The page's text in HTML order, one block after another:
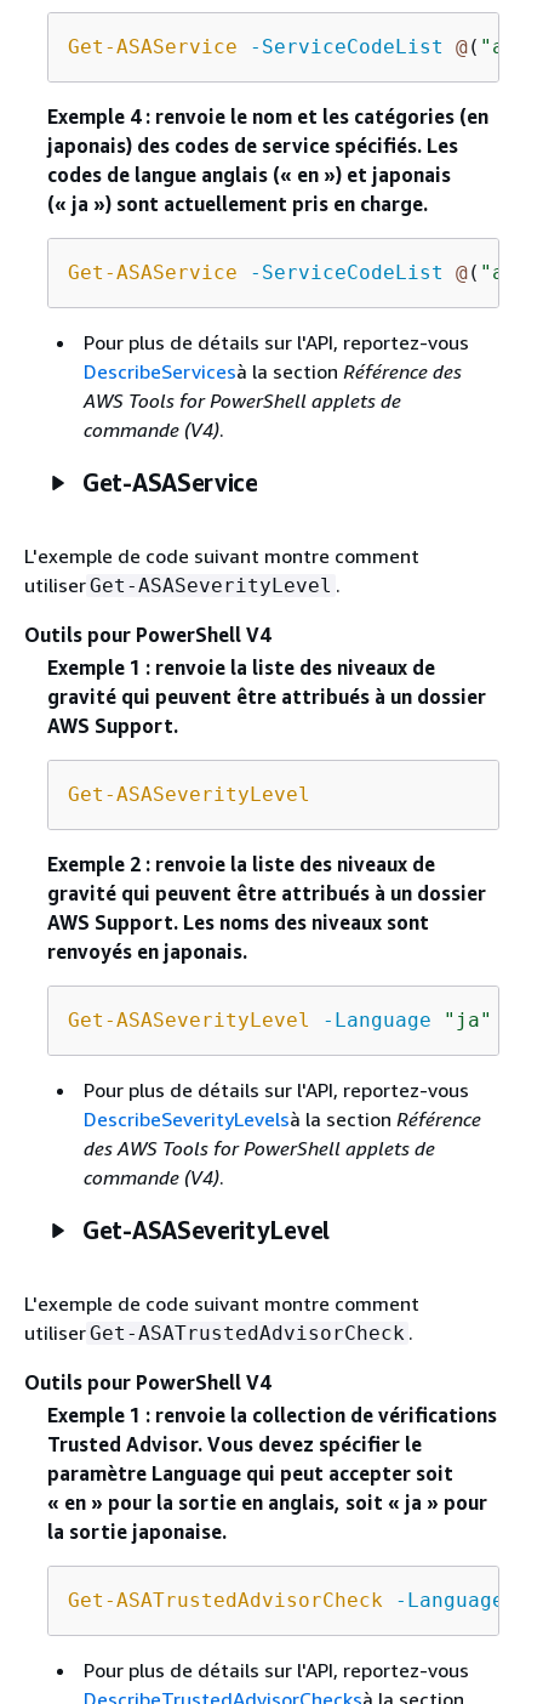
Get-ASAService -ServiceCodeList @(
Exemple 4 : renvoie le nom et les catégories (en
japonais) des codes de service spécifiés. Les
codes de langue anglais (« en ») et japonais
(« ja ») sont actuellement pris en charge.
Get-ASAService -ServiceCodeList @(
Pour plus de détails sur l'API, reportez-vous
DescribeServicesà la section Référence des
AWS Tools for PowerShell applets de
commande (V4).
Get-ASAService
L'exemple de code suivant montre comment
utiliserGet-ASASeverityLevel .
Outils pour PowerShell V4
Exemple 1 : renvoie la liste des niveaux de
gravité qui peuvent être attribués à un dossier
AWS Support.
Get-ASASeverityLevel
Exemple 2 : renvoie la liste des niveaux de
gravité qui peuvent être attribués à un dossier
AWS Support. Les noms des niveaux sont
renvoyés en japonais.
Get-ASASeverityLevel -Language "ja"
Pour plus de détails sur l'API, reportez-vous
DescribeSeverityLevelsà la section Référence
des AWS Tools for PowerShell applets de
commande (V4).
Get-ASASeverityLevel
L'exemple de code suivant montre comment
utiliserGet-ASATrustedAdvisorCheck .
Outils pour PowerShell V4
Exemple 1 : renvoie la collection de vérifications
Trusted Advisor. Vous devez spécifier le
paramètre Language qui peut accepter soit
« en » pour la sortie en anglais, soit « ja » pour
la sortie japonaise.
Get-ASATrustedAdvisorCheck -Language
Pour plus de détails sur l'API, reportez-vous